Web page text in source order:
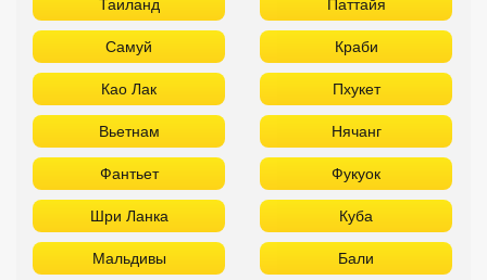
Мальдивы Бали
ТОП лучших отелей 3* звезды
Используйте удобные фильтры
Турция Аланья
Белек